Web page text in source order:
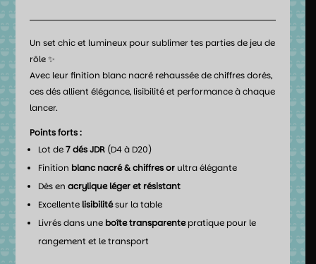
Un set chic et lumineux pour sublimer tes parties de jeu de
rôle ✨
Avec leur finition blanc nacré rehaussée de chiffres dorés,
ces dés allient élégance, lisibilité et performance à chaque
lancer.
Points forts :
Lot de7 dés JDR(D4 à D20)
Finition blanc nacré & chiffres orultra élégante
Dés en acrylique léger et résistant
Excellente lisibilitésur la table
Livrés dans une boîte transparentepratique pour le
rangement et le transport